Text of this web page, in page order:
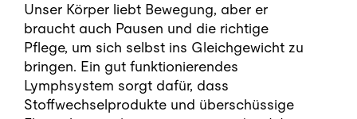
Unser Körper liebt Bewegung, aber er
braucht auch Pausen und die richtige
Pflege, um sich selbst ins Gleichgewicht zu
bringen. Ein gut funktionierendes
Lymphsystem sorgt dafür, dass
Stoffwechselprodukte und überschüssige